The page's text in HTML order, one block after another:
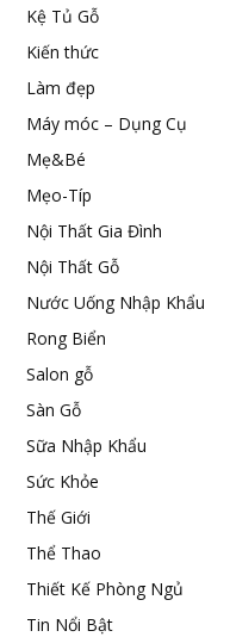
Kệ Tủ Gỗ
Kiến thức
Làm đẹp
Máy móc – Dụng Cụ
Mẹ&Bé
Mẹo-Típ
Nội Thất Gia Đình
Nội Thất Gỗ
Nước Uống Nhập Khẩu
Rong Biển
Salon gỗ
Sàn Gỗ
Sữa Nhập Khẩu
Sức Khỏe
Thế Giới
Thể Thao
Thiết Kế Phòng Ngủ
Tin Nổi Bật